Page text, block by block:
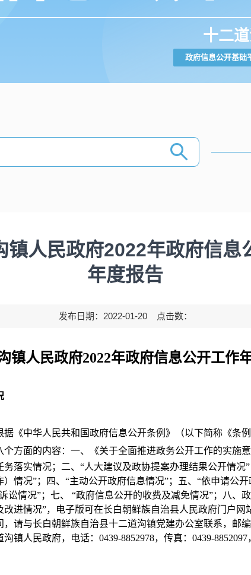
十二
政府信息公开基础
镇人民政府2022年政府信息
年度报告
发布日期：2022-01-20 点击数：
镇人民政府2022年政府信息公开工作
据《中华人民共和国政府信息公开条例》（以下简称《条
个方面的内容：一、《关于全面推进政务公开工作的实施
务落实情况；二、“人大建议及政协提案办理结果公开情况
情况”；四、“主动公开政府信息情况”；五、“依申请公开
讼情况”；七、 “政府信息公开的收费及减免情况”；八、
改进情况”，电子版可在长白朝鲜族自治县人民政府门户网
，请与长白朝鲜族自治县十二道沟镇党建办公室联系，邮
镇人民政府，电话：0439-8852978，传真：0439-8852097